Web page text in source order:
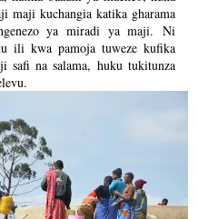
maji kuchangia katika gharama
ya miradi ya maji. Ni
ili kwa pamoja tuweze kufika
safi na salama, huku tukitunza